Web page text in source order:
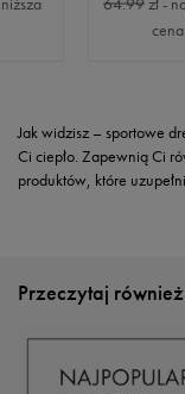
cena
Jak widzisz – sportowe
Ci ciepło. Zapewnią Ci
produktów, które
Przeczytaj